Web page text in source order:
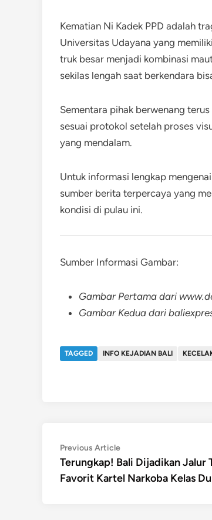
Kematian Ni Kadek PPD adalah
Universitas Udayana yang
truk besar menjadi kombinasi
sekilas lengah saat berkendara
Sementara pihak berwenang
sesuai protokol setelah proses
yang mendalam.
Untuk informasi lengkap
sumber berita terpercaya yang
kondisi di pulau ini.
Sumber Informasi Gambar:
Gambar Pertama dari
Gambar Kedua dari
TAGGED INFO KEJADIAN BALI
Post
navigation
Previous ArticlePrevious
article:
Terungkap! Bali Dijadikan Jalur
Favorit Kartel Narkoba Kelas